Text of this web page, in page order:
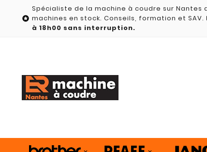

Spécialiste de la machine à coudre sur Nantes
machines en stock. Conseils, formation et SAV.
à 18h00 sans interruption.